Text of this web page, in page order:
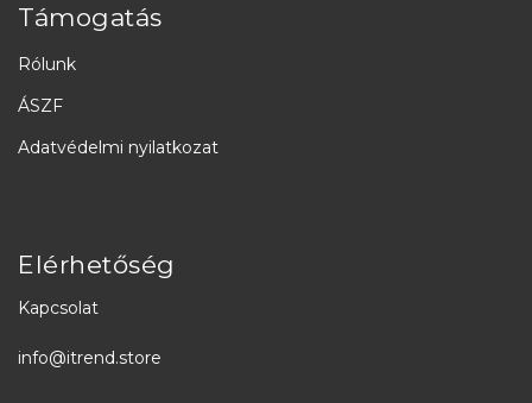
Támogatás
Rólunk
ÁSZF
Adatvédelmi nyilatkozat
Elérhetőség
Kapcsolat
info@itrend.store